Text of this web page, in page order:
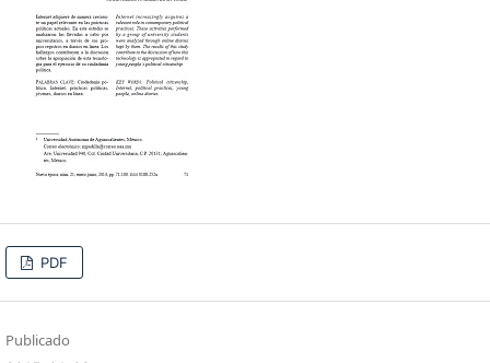
PDF
Publicado